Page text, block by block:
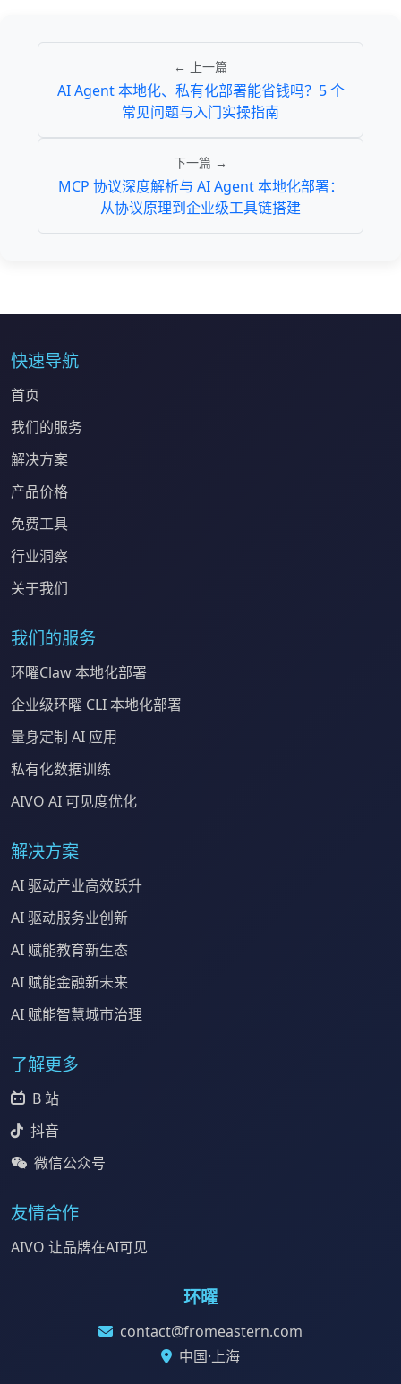
← 上一篇
AI Agent 本地化、私有化部署能省钱吗？5 个
常见问题与入门实操指南
下一篇 →
MCP 协议深度解析与 AI Agent 本地化部署：
从协议原理到企业级工具链搭建
快速导航
首页
我们的服务
解决方案
产品价格
免费工具
行业洞察
关于我们
我们的服务
环曜Claw 本地化部署
企业级环曜 CLI 本地化部署
量身定制 AI 应用
私有化数据训练
AIVO AI 可见度优化
解决方案
AI 驱动产业高效跃升
AI 驱动服务业创新
AI 赋能教育新生态
AI 赋能金融新未来
AI 赋能智慧城市治理
了解更多
B 站
抖音
微信公众号
友情合作
AIVO 让品牌在AI可见
环曜
contact@fromeastern.com
中国·上海